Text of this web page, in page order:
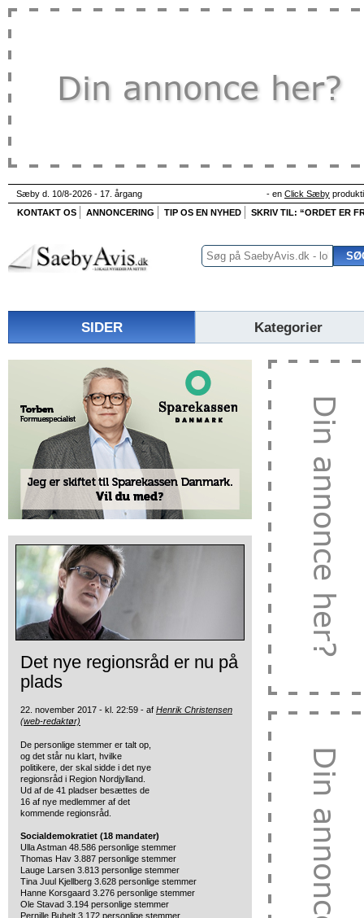
Sæby d. 10/8-2026 - 17. årgang - en Click Sæby
KONTAKT OS
ANNONCERING TIP OS EN NYHED SKRIV TIL: “ORDET ER
SIDER Kategorier
Det nye regionsråd er nu på
plads
22. november 2017 - kl. 22:59 - af Henrik Christensen
(web-redaktør)
De personlige stemmer er talt op,
og det står nu klart, hvilke
politikere, der skal sidde i det nye
regionsråd i Region Nordjylland.
Ud af de 41 pladser besættes de
16 af nye medlemmer af det
kommende regionsråd.
Socialdemokratiet (18 mandater)
Ulla Astman 48.586 personlige stemmer
Thomas Hav 3.887 personlige stemmer
Lauge Larsen 3.813 personlige stemmer
Tina Juul Kjellberg 3.628 personlige stemmer
Hanne Korsgaard 3.276 personlige stemmer
Ole Stavad 3.194 personlige stemmer
Pernille Buhelt 3.172 personlige stemmer